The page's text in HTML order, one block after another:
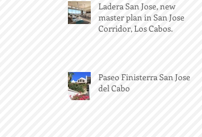
Ladera San Jose, new
master plan in San Jose
Corridor, Los Cabos.
Paseo Finisterra San Jose
del Cabo